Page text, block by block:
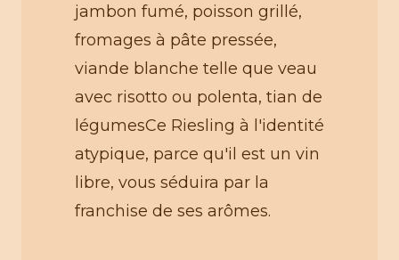
jambon fumé, poisson grillé,
fromages à pâte pressée,
viande blanche telle que veau
avec risotto ou polenta, tian de
légumesCe Riesling à l'identité
atypique, parce qu'il est un vin
libre, vous séduira par la
franchise de ses arômes.